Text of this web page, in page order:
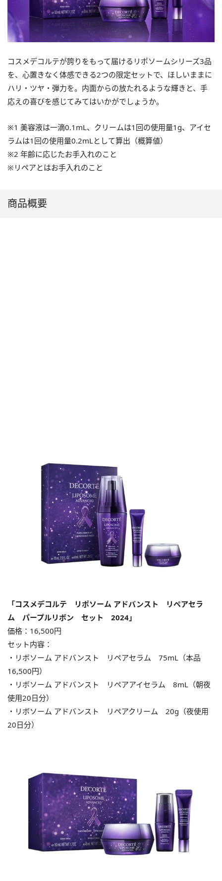
コスメデコルテが誇りをもって届けるリポソームシリーズ3品
を、心置きなく体感できる2つの限定セットで、ほしいままに
ハリ・ツヤ・弾力を。内面からの放たれるような輝きと、手
応えの喜びを感じてみてはいかがでしょうか。
※1 美容液は一滴0.1mL、クリームは1回の使用量1g、アイセ
ラムは1回の使用量0.2mLとして算出（概算値）
※2 年齢に応じたお手入れのこと
※リペアとはお手入れのこと
商品概要
「コスメデコルテ リポソーム アドバンスト リペアセラ
ム パープルリボン セット 2024」
価格：16,500円
セット内容：
・リボソーム アドバンスト リペアセラム 75mL（本品
16,500円）
・リボソーム アドバンスト リペアアイセラム 8mL（朝夜
使用20日分）
・リボソーム アドバンスト リペアクリーム 20g（夜使用
20日分）